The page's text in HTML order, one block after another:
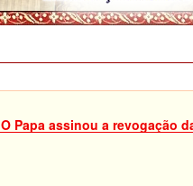
O Papa assinou a revogação